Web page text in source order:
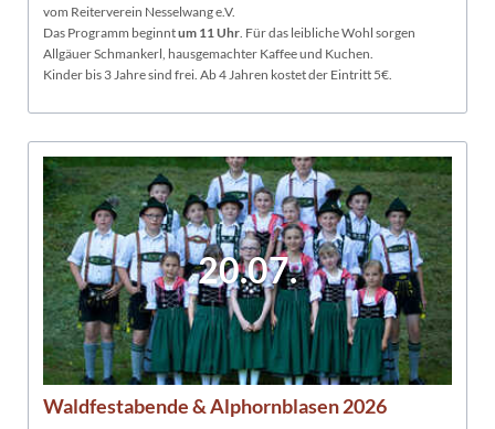
vom Reiterverein Nesselwang e.V.
Das Programm beginntum 11 Uhr . Für das leibliche Wohl sorgen
Allgäuer Schmankerl, hausgemachter Kaffee und Kuchen.
Kinder bis 3 Jahre sind frei. Ab 4 Jahren kostet der Eintritt 5€.
20.07.
Waldfestabende & Alphornblasen 2026